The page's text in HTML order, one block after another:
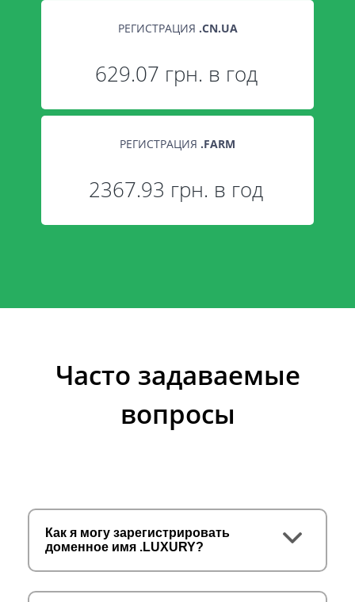
РЕГИСТРАЦИЯ .CN.UA
629.07 грн. в год
РЕГИСТРАЦИЯ .FARM
2367.93 грн. в год
Часто задаваемые
вопросы
Как я могу зарегистрировать
доменное имя .LUXURY?